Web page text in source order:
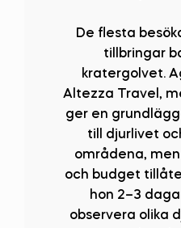
De flesta
tillbringar
kratergolvet.
Altezza Travel,
ger en
till djurlivet
områdena,
och budget
hon 2–3
observera olika